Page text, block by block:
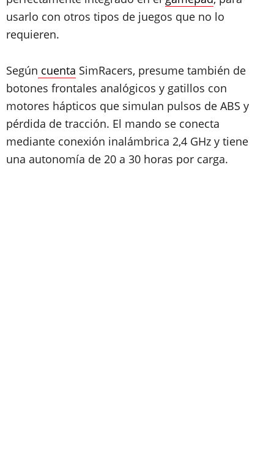
usarlo con otros tipos de juegos que no lo
requieren.
Según cuenta SimRacers, presume también de
botones frontales analógicos y gatillos con
motores hápticos que simulan pulsos de ABS y
pérdida de tracción. El mando se conecta
mediante conexión inalámbrica 2,4 GHz y tiene
una autonomía de 20 a 30 horas por carga.